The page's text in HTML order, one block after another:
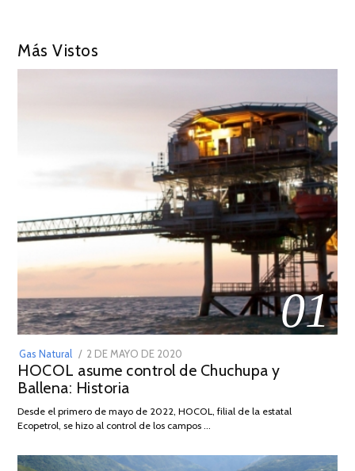
Más Vistos
01
Gas Natural
POSTED
ON
2 DE MAYO DE 2020
DE
2026
HOCOL asume control de Chuchupa y
Ballena: Historia
Desde el primero de mayo de 2022, HOCOL, filial de la estatal
Ecopetrol, se hizo al control de los campos …